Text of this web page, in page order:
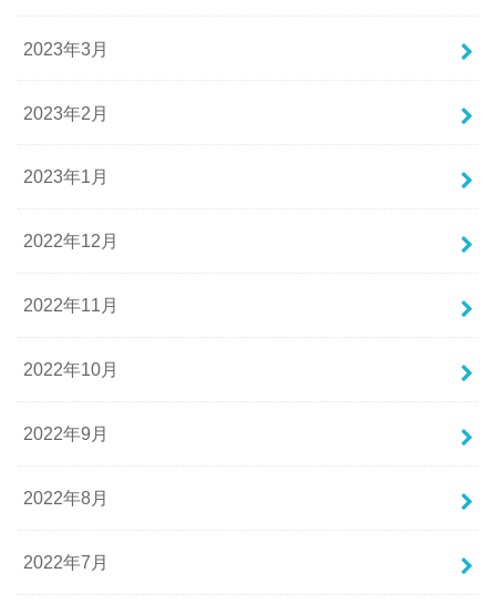
2023年3月
2023年2月
2023年1月
2022年12月
2022年11月
2022年10月
2022年9月
2022年8月
2022年7月